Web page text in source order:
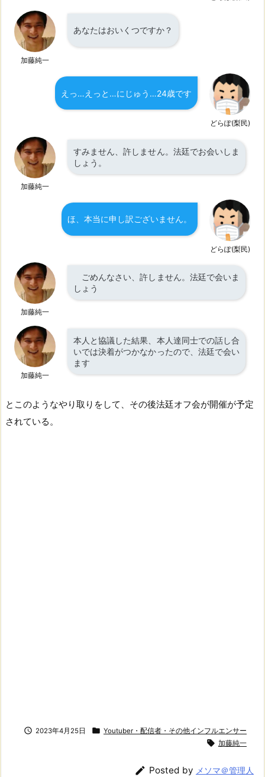
加藤純一
あなたはおいくつですか？
えっ…えっと…にじゅう…24歳です
どらぽ(梨民)
加藤純一
すみません、許しません。法廷でお会いしま
しょう。
ほ、本当に申し訳ございません。
どらぽ(梨民)
加藤純一
ごめんなさい、許しません。法廷で会いま
しょう
加藤純一
本人と協議した結果、本人達同士での話し合
いでは決着がつかなかったので、法廷で会い
ます
とこのようなやり取りをして、その後法廷オフ会が開催が予定
されている。
 2023年4月25日  Youtuber・配信者・その他インフルエンサー
 加藤純一
 Posted by メソマ＠管理人